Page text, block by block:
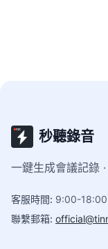
秒聽錄音
一鍵生成會議記錄
客服時間: 9:00-18:00
聯繫郵箱: